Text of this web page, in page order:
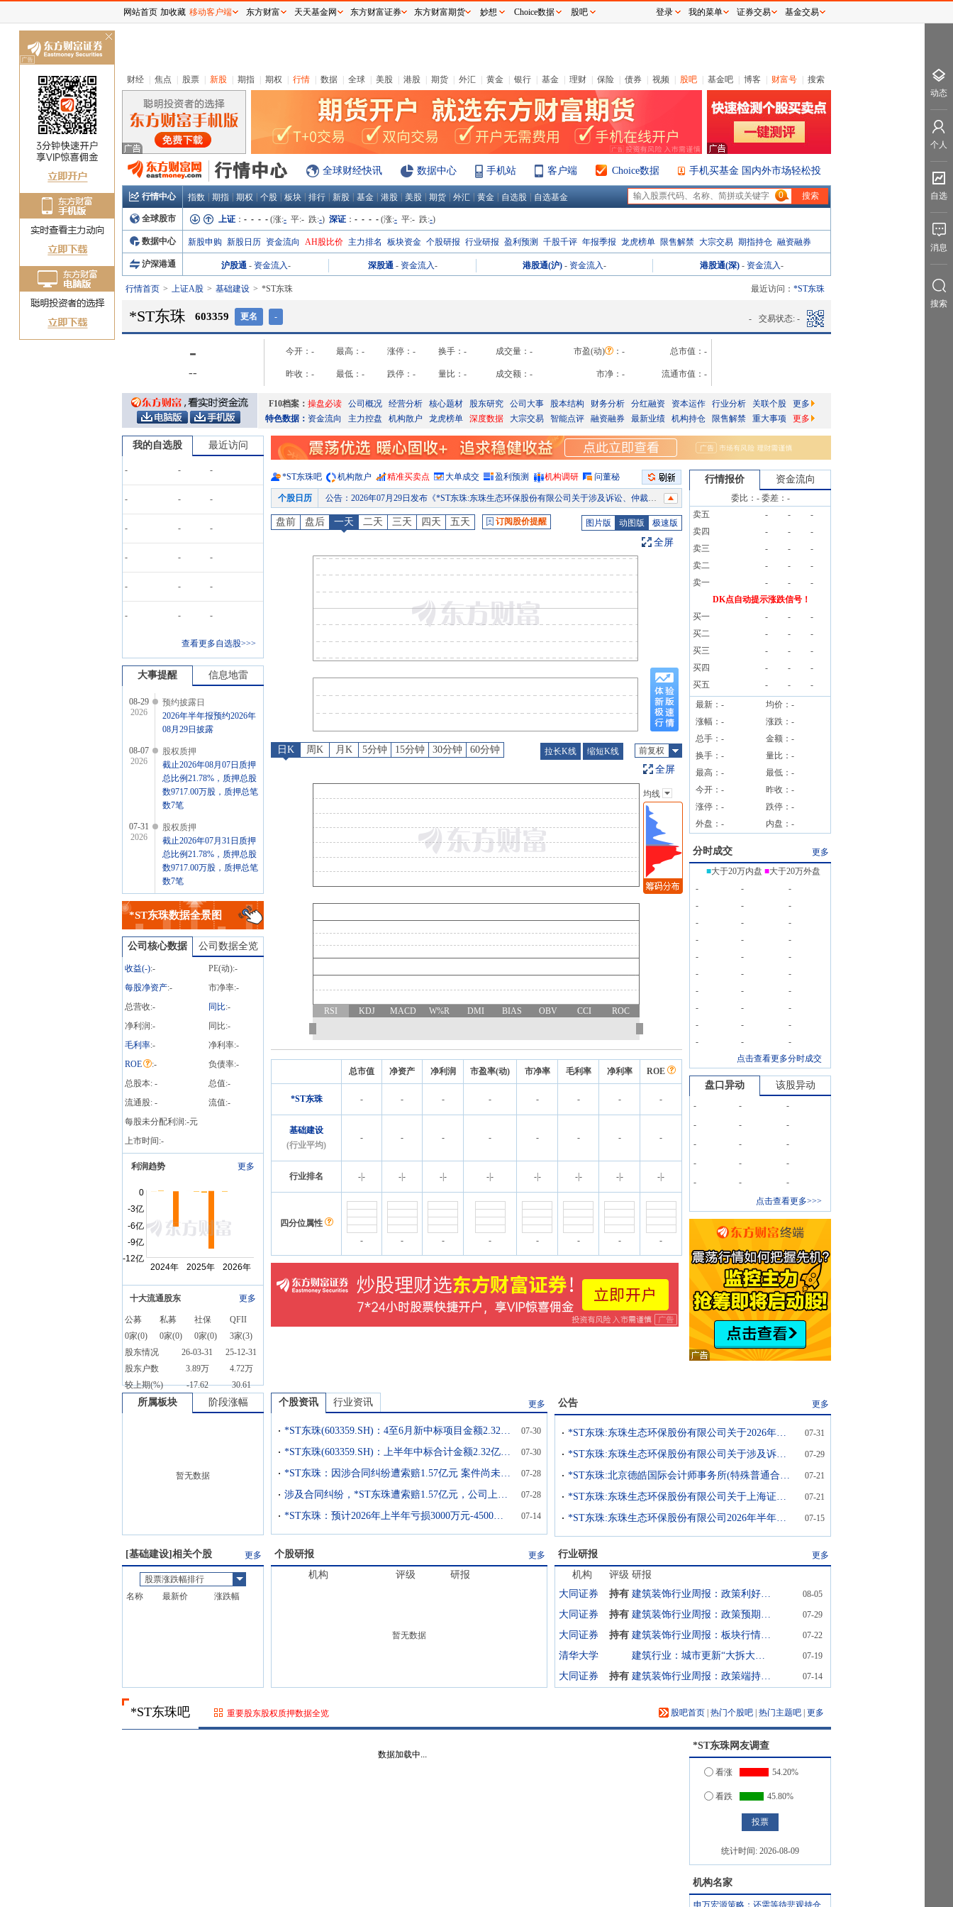
财经 焦点 股票 新股 期指 期权 行情 数据 全球 美股 港股 期货 外汇 黄金 银行 基金 理财 保险 债券 视频 股吧 基金吧 博客 财富号 搜索
全球财经快讯 数据中心 手机站 客户端 Choice数据 手机买基金 国内外市场轻松投
行情中心 指数 期指 期权 个股 板块 排行 新股 基金 港股 美股 期货 外汇 黄金 自选股 自选基金 0
全球股市 上证 ： - - - - (涨:- 平:- 跌:-) 深证 ： - - - - (涨:- 平:- 跌:-)
数据中心 新股申购 新股日历 资金流向 AH股比价 主力排名 板块资金 个股研报 行业研报 盈利预测 千股千评 年报季报 龙虎榜单 限售解禁 大宗交易 期指持仓 融资融券
沪深港通 沪股通 - 资金流入- 深股通 - 资金流入- 港股通(沪) - 资金流入- 港股通(深) - 资金流入-
行情首页 上证A股 基础建设 *ST东珠 最近访问： *ST东珠
*ST东珠 603359 更名 - - 交易状态: -
-
--
今开： - 最高： - 涨停： - 换手： - 成交量： - 市盈(动) ： - 总市值： -
昨收： - 最低： - 跌停： - 量比： - 成交额： - 市净： - 流通市值： -
F10档案： 操盘必读 公司概况 经营分析 核心题材 股东研究 公司大事 股本结构 财务分析 分红融资 资本运作 行业分析 关联个股
更多
特色数据： 资金流向 主力控盘 机构散户 龙虎榜单 深度数据 大宗交易 智能点评 融资融券 最新业绩 机构持仓 限售解禁 重大事项 更多
我的自选股 最近访问
- - -
- - -
- - -
- - -
- - -
- - -
查看更多自选股>>>
大事提醒 信息地雷
08-29
2026
预约披露日
2026年半年报预约2026年
08月29日披露
08-07
2026
股权质押
截止2026年08月07日质押
总比例21.78%，质押总股
数9717.00万股，质押总笔
数7笔
07-31
2026
股权质押
截止2026年07月31日质押
总比例21.78%，质押总股
数9717.00万股，质押总笔
数7笔
07-31
2026
公告
2026年07月31日发布《*ST
东珠:东珠生态环保股份有
限公司关于2026年第二季
度主要经营数据的公告》
*ST东珠数据全景图
公司核心数据 公司数据全览
收益(-):- PE(动):-
每股净资产:- 市净率:-
总营收:- 同比:-
净利润:- 同比:-
毛利率:- 净利率:-
ROE
:- 负债率:-
总股本: - 总值:-
流通股: - 流值:-
每股未分配利润:-元
上市时间:-
利润趋势 更多
十大流通股东 更多
公募 私募 社保
QFII
0家(0) 0家(0) 0家(0) 3家(3)
股东情况
26-03-31
25-12-31
股东户数
3.89万
4.72万
较上期(%)
-17.62 30.61
*ST东珠吧 机构散户 精准买卖点 大单成交 盈利预测 机构调研 问董秘
个股日历 公告 ： 2026年07月29日发布《*ST东珠:东珠生态环保股份有限公司关于涉及诉讼、仲裁情况的公告》
股权质押：截止2026年07月24日质押总比例21.78%，质押总股数9717.00万股，质押总笔数7笔
：
2026年07月21日发布《*ST东珠:东珠生态环保股份有限公司关于上海证券交易所对公司2025年年度报告的信息披露监管问询函的回复公告》等2条公告
股权质押：截止2026年07月17日质押总比例21.78%，质押总股数9717.00万股，质押总笔数7笔
公告：2026年07月15日发布《*ST东珠:东珠生态环保股份有限公司2026年半年度业绩预告公告》
预约披露日：2026年半年报预约2026年08月29日披露
股权质押 ：截止2026年08月07日质押总比例21.78%，质押总股数9717.00万股，质押总笔数7笔
公告：2026年07月31日发布《*ST东珠:东珠生态环保股份有限公司关于2026年第二季度主要经营数据的公告》
盘前 盘后 一天 二天 三天 四天 五天 订阅股价提醒 图片版 动图版 极速版
全屏
日K 周K 月K 5分钟 15分钟 30分钟 60分钟 拉长K线 缩短K线 前复权
全屏
主图指标
均线
EXPMA
SAR
BBI
RSI KDJ MACD W%R DMI BIAS OBV CCI ROC
均线
总市值 净资产 净利润 市盈率(动) 市净率 毛利率 净利率 ROE
*ST东珠 - - - - - - - -
基础建设
(行业平均)
- - - - - - - -
行业排名 -- -- -|- -- -|- -|- -|- --
四分位属性
-
- - - - - - -
行情报价 资金流向
委比： -委差： -
卖五
- -
-
卖四
- -
-
卖三
- -
-
卖二
- -
-
卖一
- -
-
DK点自动提示涨跌信号！
买一
- -
-
买二
- -
-
买三
- -
-
买四
- -
-
买五
- -
-
最新： - 均价： -
涨幅： - 涨跌： -
总手： - 金额： -
换手： - 量比： -
最高： - 最低： -
今开： - 昨收： -
涨停： - 跌停： -
外盘： - 内盘： -
分时成交
更多
■大于20万内盘 ■大于20万外盘
-
-
-
-
-
-
-
-
-
-
-
-
-
-
-
-
-
-
-
-
-
-
-
-
-
-
-
-
-
-
点击查看更多分时成交
盘口异动 该股异动
- -
-
-
-
-
-
-
-
-
-
-
-
-
-
点击查看更多>>>
所属板块 阶段涨幅
暂无数据
个股资讯 行业资讯 更多
*ST东珠(603359.SH)：4至6月新中标项目金额2.32亿元 07-30
*ST东珠(603359.SH)：上半年中标合计金额2.32亿元项目 07-30
*ST东珠：因涉合同纠纷遭索赔1.57亿元 案件尚未开庭审理 07-28
涉及合同纠纷，*ST东珠遭索赔1.57亿元，公司上半年最高预亏4500万元 07-28
*ST东珠：预计2026年上半年亏损3000万元-4500万元 07-14
公告 更多
*ST东珠:东珠生态环保股份有限公司关于2026年第二季度主要经营数据的公告 07-31
*ST东珠:东珠生态环保股份有限公司关于涉及诉讼、仲裁情况的公告 07-29
*ST东珠:北京德皓国际会计师事务所(特殊普通合伙)关于《上海证券交易所关于东珠生态环保股份有限公司2025年年度报告的信息披露监管问询函》的回复 07-21
*ST东珠:东珠生态环保股份有限公司关于上海证券交易所对公司2025年年度报告的信息披露监管问询函的回复公告 07-21
*ST东珠:东珠生态环保股份有限公司2026年半年度业绩预告公告 07-15
[基础建设]相关个股 更多
股票涨跌幅排行
名称
最新价 涨跌幅
个股研报 更多
机构 评级 研报
暂无数据
行业研报 更多
机构 评级 研报
大同证券
持有 建筑装饰行业周报：政策利好驱动，建筑装饰逆势走强 08-05
大同证券 持有 建筑装饰行业周报：政策预期持续强化，对冲行业淡季压力 07-29
大同证券 持有 建筑装饰行业周报：板块行情分化加剧，关注高股息防御与洁净室高景气主线 07-22
清华大学 建筑行业：城市更新“大拆大建”还是“修旧焕新”？ 07-19
大同证券 持有 建筑装饰行业周报：政策端持续发力，建筑装饰迎“低估值+高景气”双轮驱动 07-14
*ST东珠吧 重要股东股权质押数据全览 股吧首页 热门个股吧 热门主题吧 更多
*ST东珠网友调查
看涨 54.20%
看跌 45.80%
统计时间: 2026-08-09
机构名家
申万宏源策略：还需等待悲观持仓
网站首页 加收藏 移动客户端 东方财富 天天基金网 东方财富证券 东方财富期货 妙想 Choice数据 股吧 登录 我的菜单 证券交易 基金交易
动态
个人
自选
消息
搜索